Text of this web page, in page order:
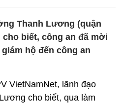
Thanh Lương (quận
cho biết, công an đã mời
hộ đến công an
VietNamNet, lãnh đạo
cho biết, qua làm